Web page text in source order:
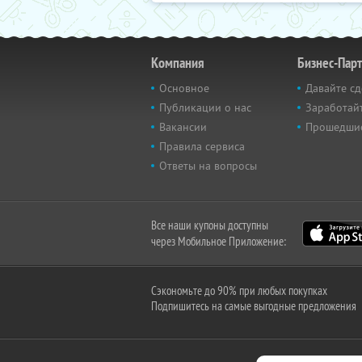
Компания
Основное
Публикации о нас
Вакансии
Правила сервиса
Ответы на вопросы
Бизнес-
Давайте
Все наши купоны доступны
через Мобильное Приложение:
Сэкономьте до 90% при любых покупках
Подпишитесь на самые выгодные предложения